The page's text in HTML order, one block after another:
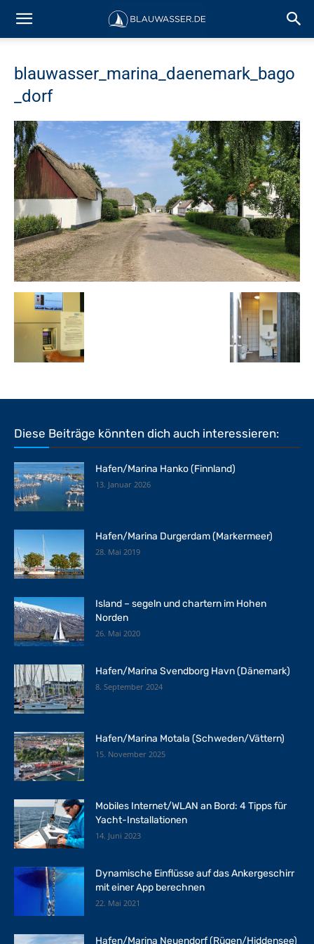
blauwasser_marina_daenemark_bago
_dorf
Diese Beiträge könnten dich auch interessieren:
Hafen/Marina Hanko (Finnland)
13. Januar 2026
Hafen/Marina Durgerdam (Markermeer)
28. Mai 2019
Island – segeln und chartern im Hohen
Norden
26. Mai 2020
Hafen/Marina Svendborg Havn (Dänemark)
8. September 2024
Hafen/Marina Motala (Schweden/Vättern)
15. November 2025
Mobiles Internet/WLAN an Bord: 4 Tipps für
Yacht-Installationen
14. Juni 2023
Dynamische Einflüsse auf das Ankergeschirr
mit einer App berechnen
22. Mai 2021
Hafen/Marina Neuendorf (Rügen/Hiddensee)